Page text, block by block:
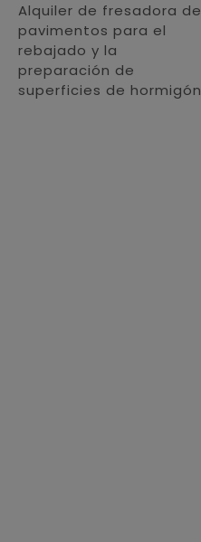
Alquiler de fresadora de
pavimentos para el
rebajado y la
preparación de
superficies de hormigón